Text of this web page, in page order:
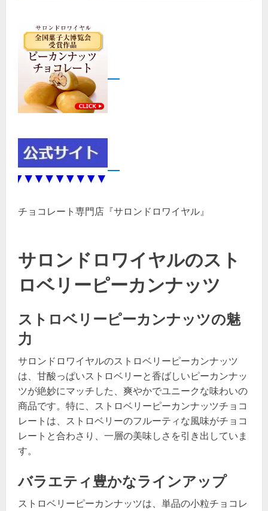
チョコレート専門店『サロンドロワイヤル』
サロンドロワイヤルのスト
ロベリーピーカンナッツ
ストロベリーピーカンナッツの魅
力
サロンドロワイヤルのストロベリーピーカンナッツ
は、甘酸っぱいストロベリーと香ばしいピーカンナッ
ツが絶妙にマッチした、爽やかでユニークな味わいの
商品です。特に、ストロベリーピーカンナッツチョコ
レートは、ストロベリーのフルーティな風味がチョコ
レートと合わさり、一層の美味しさを引き出していま
す。
バラエティ豊かなラインアップ
ストロベリーピーカンナッツは、単品の小粒チョコレ